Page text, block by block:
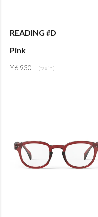
READING #D
Pink
¥6,930